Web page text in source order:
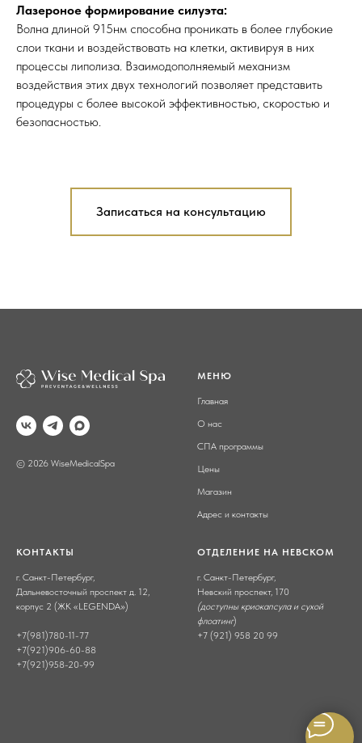
Лазероное формирование силуэта:
Волна длиной 915нм способна проникать в более глубокие
слои ткани и воздействовать на клетки, активируя в них
процессы липолиза. Взаимодополняемый механизм
воздействия этих двух технологий позволяет представить
процедуры с более высокой эффективностью, скоростью и
безопасностью.
Записаться на консультацию
© 2026 WiseMedicalSpa
МЕНЮ
Главная
О нас
СПА программы
Цены
Магазин
Адрес и контакты
КОНТАКТЫ
г. Санкт-Петербург,
Дальневосточный проспект д. 12,
корпус 2 (ЖК «LEGENDA»)
+7(981)780-11-77
+7(921)906-60-88
+7(921)958-20-99
ОТДЕЛЕНИЕ НА НЕВСКОМ
г. Санкт-Петербург,
Невский проспект, 170
(доступны криокапсула и сухой
флоатинг)
+7 (921) 958 20 99